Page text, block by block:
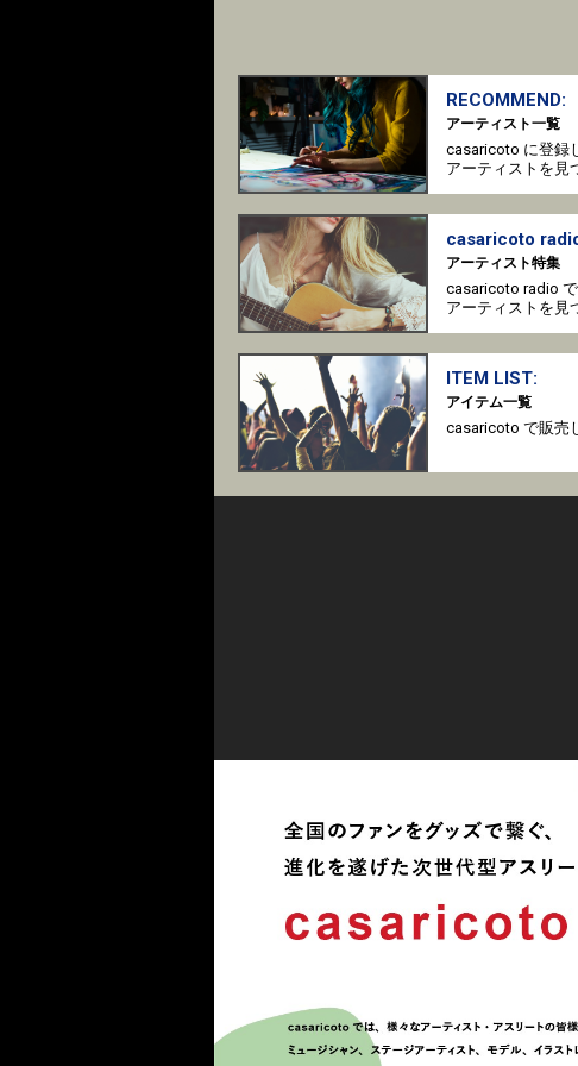
RECOMMEND:
アーティスト一覧
casaricoto に登録
アーティストを見
casaricoto
アーティスト特集
casaricoto radio
アーティストを見
ITEM LIST:
アイテム一覧
casaricoto で販売